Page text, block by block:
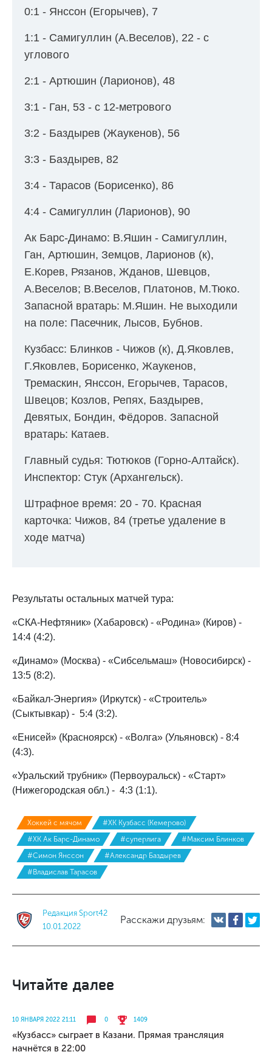
0:1 - Янссон (Егорычев), 7
1:1 - Самигуллин (А.Веселов), 22 - с
углового
2:1 - Артюшин (Ларионов), 48
3:1 - Ган, 53 - с 12-метрового
3:2 - Баздырев (Жаукенов), 56
3:3 - Баздырев, 82
3:4 - Тарасов (Борисенко), 86
4:4 - Самигуллин (Ларионов), 90
Ак Барс-Динамо: В.Яшин - Самигуллин,
Ган, Артюшин, Земцов, Ларионов (к),
Е.Корев, Рязанов, Жданов, Шевцов,
А.Веселов; В.Веселов, Платонов, М.Тюко.
Запасной вратарь: М.Яшин. Не выходили
на поле: Пасечник, Лысов, Бубнов.
Кузбасс: Блинков - Чижов (к), Д.Яковлев,
Г.Яковлев, Борисенко, Жаукенов,
Тремаскин, Янссон, Егорычев, Тарасов,
Швецов; Козлов, Репях, Баздырев,
Девятых, Бондин, Фёдоров. Запасной
вратарь: Катаев.
Главный судья: Тютюков (Горно-Алтайск).
Инспектор: Стук (Архангельск).
Штрафное время: 20 - 70. Красная
карточка: Чижов, 84 (третье удаление в
ходе матча)
Результаты остальных матчей тура:
«СКА-Нефтяник» (Хабаровск) - «Родина» (Киров) -
14:4 (4:2).
«Динамо» (Москва) - «Сибсельмаш» (Новосибирск) -
13:5 (8:2).
«Байкал-Энергия» (Иркутск) - «Строитель»
(Сыктывкар) - 5:4 (3:2).
«Енисей» (Красноярск) - «Волга» (Ульяновск) - 8:4
(4:3).
«Уральский трубник» (Первоуральск) - «Старт»
(Нижегородская обл.) - 4:3 (1:1).
Хоккей с мячом
#ХК Кузбасс (Кемерово)
#ХК Ак Барс-Динамо
#суперлига
#Максим Блинков
#Симон Янссон
#Александр Баздырев
#Владислав Тарасов
Редакция Sport42
10.01.2022
Расскажи друзьям:
Читайте далее
10 ЯНВАРЯ 2022 21:11 0 1409
«Кузбасс» сыграет в Казани. Прямая трансляция
начнётся в 22:00